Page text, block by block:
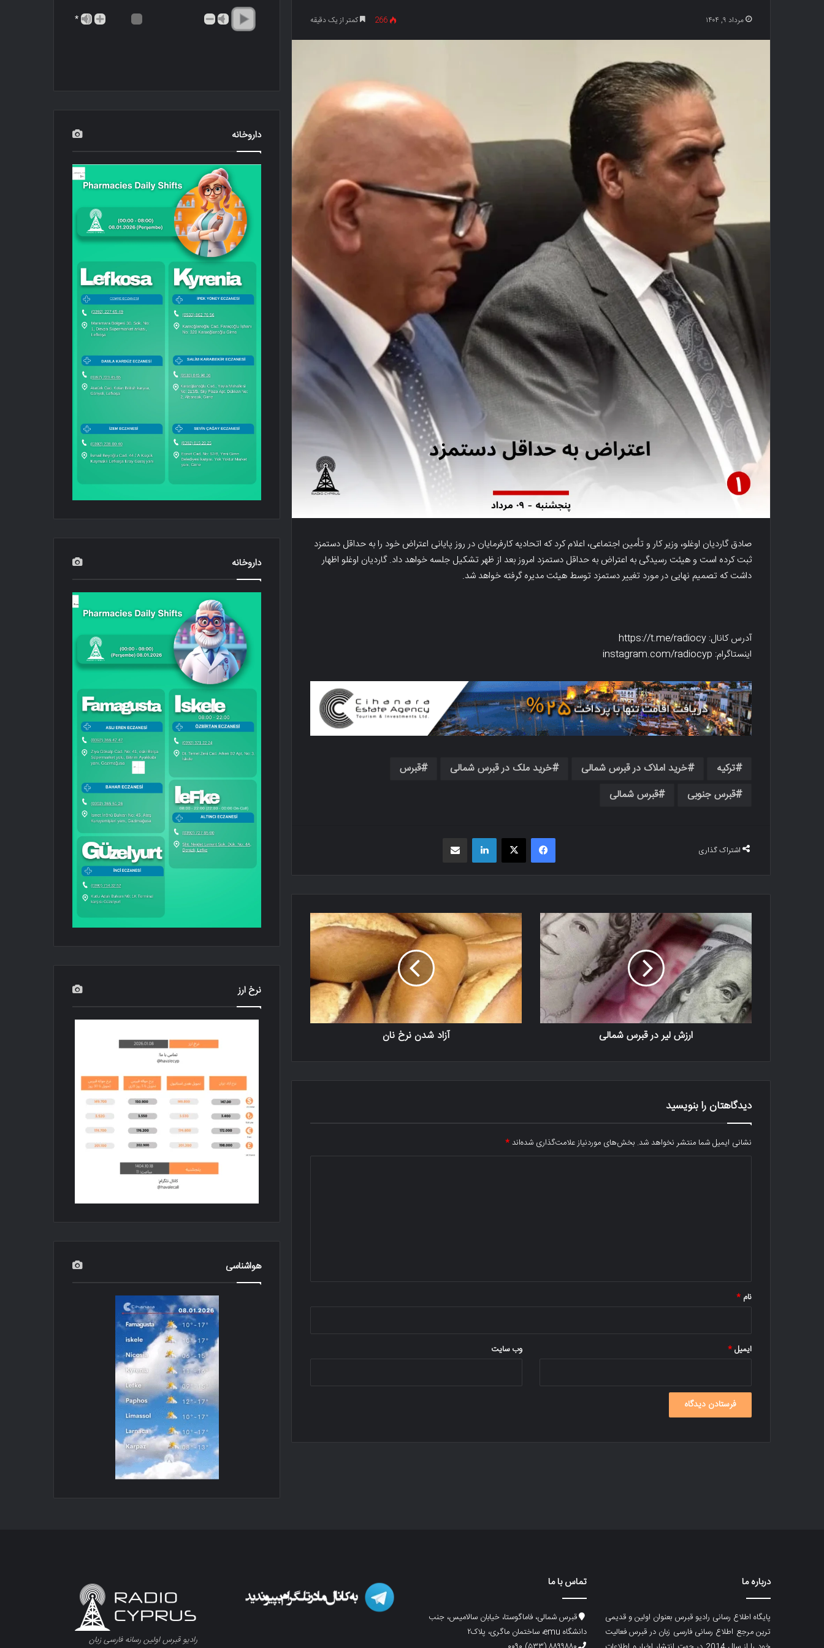
مرداد ۹, ۱۴۰۴ 266 کمتر از یک دقیقه
صادق گاردیان اوغلو، وزیر کار و تأمین اجتماعی، اعلام کرد که اتحادیه کارفرمایان در روز پایانی اعتراض خود را به حداقل دستمزد
ثبت کرده است و هیئت رسیدگی به اعتراض به حداقل دستمزد امروز بعد از ظهر تشکیل جلسه خواهد داد. گاردیان اوغلو اظهار
داشت که تصمیم نهایی در مورد تغییر دستمزد توسط هیئت مدیره گرفته خواهد شد.
آدرس کانال: https://t.me/radiocy
اینستاگرام: instagram.com/radiocyp
ترکیه خرید املاک در قبرس شمالی خرید ملک در قبرس شمالی
قبرس
قبرس جنوبی
قبرس شمالی
اشتراک گذاری
فیسبوک X
ارزش لیر در قبرس شمالی آزاد شدن نرخ نان
دیدگاهتان را بنویسید
نشانی ایمیل شما منتشر نخواهد شد. بخش‌های موردنیاز علامت‌گذاری شده‌اند*
نام *
ایمیل* وب‌ سایت
*
داروخانه
داروخانه
نرخ ارز
هواشناسی
درباره ما
پایگاه اطلاع رسانی رادیو قبرس بعنوان اولین و قدیمی
ترین مرجع اطلاع رسانی فارسی زبان در قبرس فعالیت
تماس با ما
قبرس شمالی، فاماگوستا، خیابان سالامیس، جنب
دانشگاه emu، ساختمان ماگری، پلاک۲
رادیو قبرس اولین رسانه فارسی زبان